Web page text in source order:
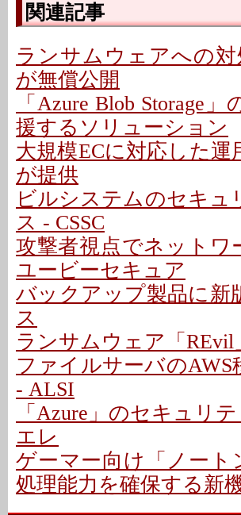
関連記事
ランサムウェアへの
が無償公開
「Azure Blob Storage
援するソリューション
大規模ECに対応した運
が提供
ビルシステムのセキュ
ス - CSSC
攻撃者視点でネット
ユービーセキュア
バックアップ製品に新
ス
ランサムウェア「
ファイルサーバの
- ALSI
「Azure」のセキュリ
エレ
ゲーマー向け「ノート
処理能力を確保する新